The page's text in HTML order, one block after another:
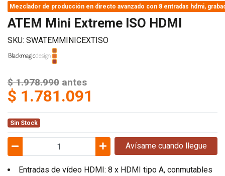
Mezclador de producción en directo avanzado con 8 entradas hdmi,
ATEM Mini Extreme ISO HDMI
SKU: SWATEMMINICEXTISO
$ 1.978.990 antes
$ 1.781.091
Sin Stock
Avísame cuando llegue
Entradas de vídeo HDMI: 8 x HDMI tipo A, conmutables